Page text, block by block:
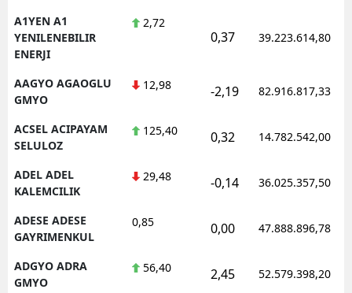
Elazığ
Erzurum
Eskişehir
Gümüşhane
A1YEN A1
YENILENEBILIR
ENERJI
2,72
0,37 39.223.614,80
AAGYO AGAOGLU
GMYO
12,98 -2,19 82.916.817,33
ACSEL ACIPAYAM
SELULOZ
125,40 0,32 14.782.542,00
ADEL ADEL
KALEMCILIK
29,48 -0,14 36.025.357,50
ADESE ADESE
GAYRIMENKUL
0,85 0,00 47.888.896,78
ADGYO ADRA
GMYO
56,40 2,45 52.579.398,20